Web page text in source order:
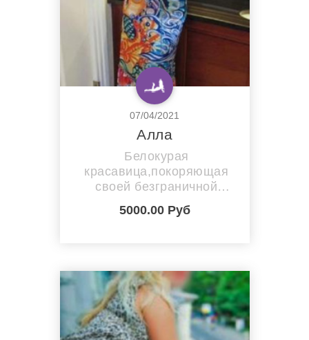
07/04/2021
Алла
Белокурая
красавица,покоряющая
своей безграничной
сексуальностью,растворит
самый крепкий лед в
наслаждения.Чувственный
анальный секс за доплату.
5000.00 Руб